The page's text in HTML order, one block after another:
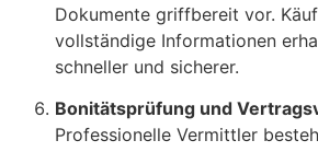
Dokumente griffbereit vor.
vollständige Informationen
schneller und sicherer.
Bonitätsprüfung und
Professionelle Vermittler